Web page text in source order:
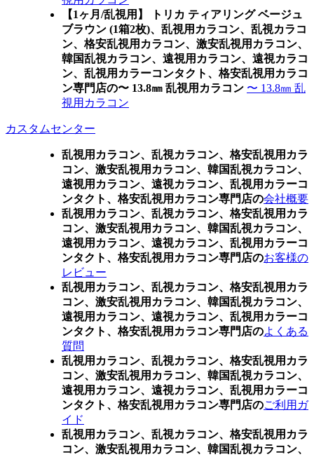
【1ヶ月/乱視用】 トリカ ティアリング ベージュ
ブラウン (1箱2枚)、乱視用カラコン、乱視カラコ
ン、格安乱視用カラコン、激安乱視用カラコン、
韓国乱視カラコン、遠視用カラコン、遠視カラコ
ン、乱視用カラーコンタクト、格安乱視用カラコ
ン専門店の〜 13.8㎜ 乱視用カラコン 〜 13.8㎜ 乱
視用カラコン
カスタムセンター
乱視用カラコン、乱視カラコン、格安乱視用カラ
コン、激安乱視用カラコン、韓国乱視カラコン、
遠視用カラコン、遠視カラコン、乱視用カラーコ
ンタクト、格安乱視用カラコン専門店の会社概要
乱視用カラコン、乱視カラコン、格安乱視用カラ
コン、激安乱視用カラコン、韓国乱視カラコン、
遠視用カラコン、遠視カラコン、乱視用カラーコ
ンタクト、格安乱視用カラコン専門店のお客様の
レビュー
乱視用カラコン、乱視カラコン、格安乱視用カラ
コン、激安乱視用カラコン、韓国乱視カラコン、
遠視用カラコン、遠視カラコン、乱視用カラーコ
ンタクト、格安乱視用カラコン専門店のよくある
質問
乱視用カラコン、乱視カラコン、格安乱視用カラ
コン、激安乱視用カラコン、韓国乱視カラコン、
遠視用カラコン、遠視カラコン、乱視用カラーコ
ンタクト、格安乱視用カラコン専門店のご利用ガ
イド
乱視用カラコン、乱視カラコン、格安乱視用カラ
コン、激安乱視用カラコン、韓国乱視カラコン、